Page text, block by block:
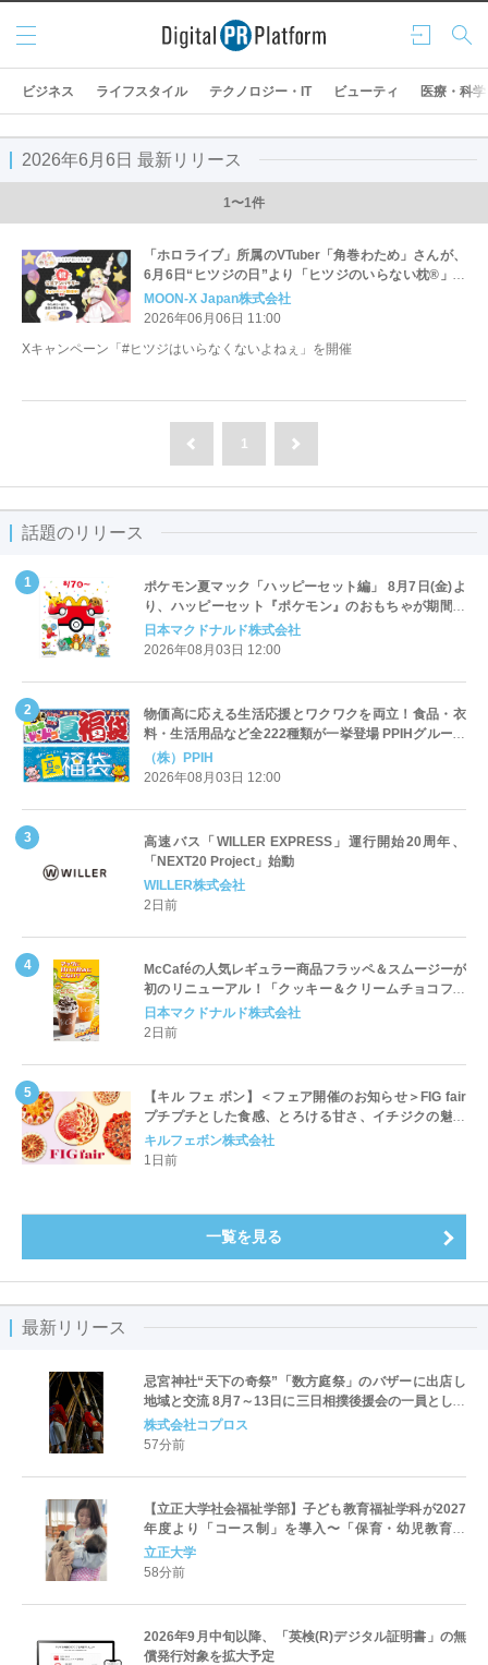
ログ
イン
検索
メニ
ュー
ビジネス ライフスタイル テクノロジー・IT ビューティ 医療・科学
2026年6月6日 最新リリース
1〜1件
「ホロライブ」所属のVTuber「角巻わため」さんが、
6月6日“ヒツジの日”より「ヒツジのいらない枕®」公
式アンバサダーに就任！
MOON-X Japan株式会社
2026年06月06日 11:00
Xキャンペーン「#ヒツジはいらなくないよねぇ」を開催
1
話題のリリース
ポケモン夏マック「ハッピーセット編」 8月7日(金)よ
り、ハッピーセット『ポケモン』のおもちゃが期間限
定登場
日本マクドナルド株式会社
2026年08月03日 12:00
物価高に応える生活応援とワクワクを両立！食品・衣
料・生活用品など全222種類が一挙登場 PPIHグループ
「夏福袋」＆セール 8月6日(木)より順次スタート
（株）PPIH
2026年08月03日 12:00
高速バス「WILLER EXPRESS」運行開始20周年、
「NEXT20 Project」始動
WILLER株式会社
2日前
McCaféの人気レギュラー商品フラッペ＆スムージーが
初のリニューアル！「クッキー＆クリームチョコフラ
ッペ」「マンゴースムージー」8月5日（水）から販売
開始
日本マクドナルド株式会社
2日前
【キル フェ ボン】＜フェア開催のお知らせ＞FIG fair
プチプチとした食感、とろける甘さ、イチジクの魅力
をたっぷりと。新作を含め、イチジク尽くしの全4種が
登場8月20日（木）スタート
キルフェボン株式会社
1日前
一覧を見る
最新リリース
忌宮神社“天下の奇祭”「数方庭祭」のバザーに出店し
地域と交流 8月7～13日に三日相撲後援会の一員として
参加
株式会社コプロス
57分前
【立正大学社会福祉学部】子ども教育福祉学科が2027
年度より「コース制」を導入〜「保育・幼児教育」
「初等教育」「子ども心理」の3コースを新設し、目指
すキャリアと学びを明確化〜
立正大学
58分前
2026年9月中旬以降、「英検(R)デジタル証明書」の無
償発行対象を拡大予定